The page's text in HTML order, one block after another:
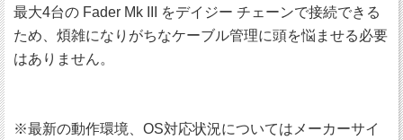
最大4台の Fader Mk III をデイジー チェーンで接続できる
ため、煩雑になりがちなケーブル管理に頭を悩ませる必要
はありません。
※最新の動作環境、OS対応状況についてはメーカーサイ